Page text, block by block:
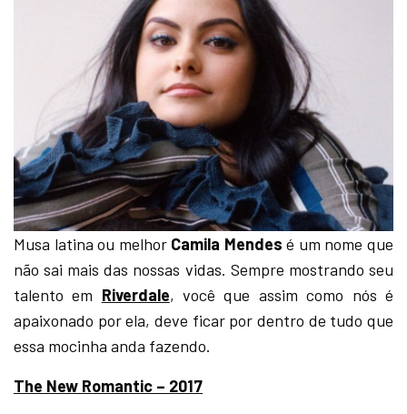
Musa latina ou melhor Camila Mendes é um nome que
não sai mais das nossas vidas. Sempre mostrando seu
talento em Riverdale, você que assim como nós é
apaixonado por ela, deve ficar por dentro de tudo que
essa mocinha anda fazendo.
The New Romantic – 2017